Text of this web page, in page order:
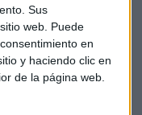
Sus
web. Puede
en
y haciendo clic en
de la página web.
títulos deTesla
de que Morgan
de 250 a 400 dólares
la inteligencia